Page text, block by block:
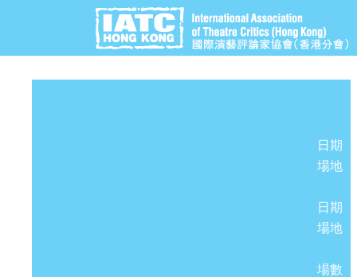
日期
場地
日期
場地
場數